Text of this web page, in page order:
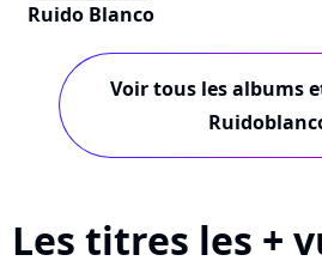
Ruido Blanco
Voir tous les albums
Les titres les +